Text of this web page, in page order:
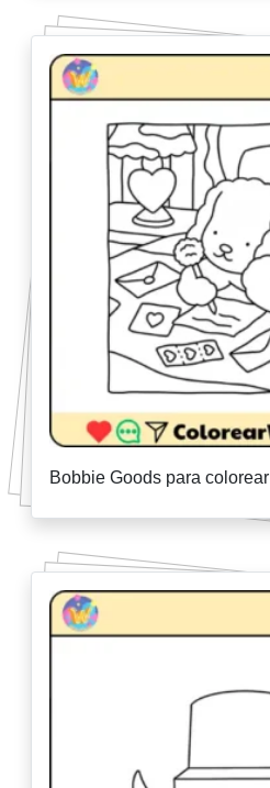
Bobbie Goods para colorear